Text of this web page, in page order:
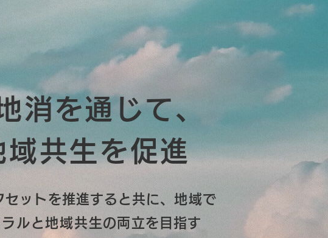
消を通じて、
域共生を促進
ットを推進すると共に、地域で
ルと地域共生の両立を目指す